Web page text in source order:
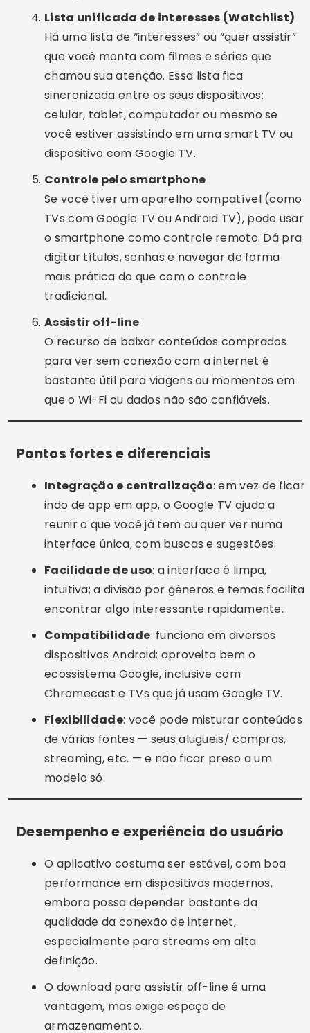
Lista unificada de interesses (Watchlist)
Há uma lista de “interesses” ou “quer assistir”
que você monta com filmes e séries que
chamou sua atenção. Essa lista fica
sincronizada entre os seus dispositivos:
celular, tablet, computador ou mesmo se
você estiver assistindo em uma smart TV ou
dispositivo com Google TV.
Controle pelo smartphone
Se você tiver um aparelho compatível (como
TVs com Google TV ou Android TV), pode usar
o smartphone como controle remoto. Dá pra
digitar títulos, senhas e navegar de forma
mais prática do que com o controle
tradicional.
Assistir off-line
O recurso de baixar conteúdos comprados
para ver sem conexão com a internet é
bastante útil para viagens ou momentos em
que o Wi-Fi ou dados não são confiáveis.
Pontos fortes e diferenciais
Integração e centralização: em vez de ficar
indo de app em app, o Google TV ajuda a
reunir o que você já tem ou quer ver numa
interface única, com buscas e sugestões.
Facilidade de uso: a interface é limpa,
intuitiva; a divisão por gêneros e temas facilita
encontrar algo interessante rapidamente.
Compatibilidade: funciona em diversos
dispositivos Android; aproveita bem o
ecossistema Google, inclusive com
Chromecast e TVs que já usam Google TV.
Flexibilidade: você pode misturar conteúdos
de várias fontes — seus alugueis/ compras,
streaming, etc. — e não ficar preso a um
modelo só.
Desempenho e experiência do usuário
O aplicativo costuma ser estável, com boa
performance em dispositivos modernos,
embora possa depender bastante da
qualidade da conexão de internet,
especialmente para streams em alta
definição.
O download para assistir off-line é uma
vantagem, mas exige espaço de
armazenamento.